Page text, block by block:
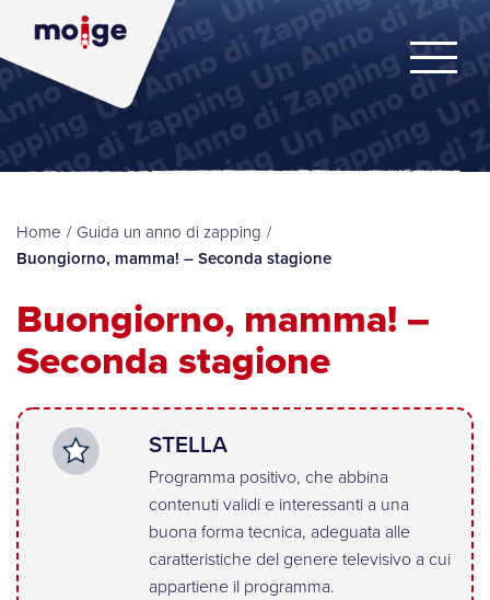
Home / Guida un anno di zapping /
Buongiorno, mamma! – Seconda stagione
Buongiorno, mamma! –
Seconda stagione
STELLA
Programma positivo, che abbina
contenuti validi e interessanti a una
buona forma tecnica, adeguata alle
caratteristiche del genere televisivo a cui
appartiene il programma.